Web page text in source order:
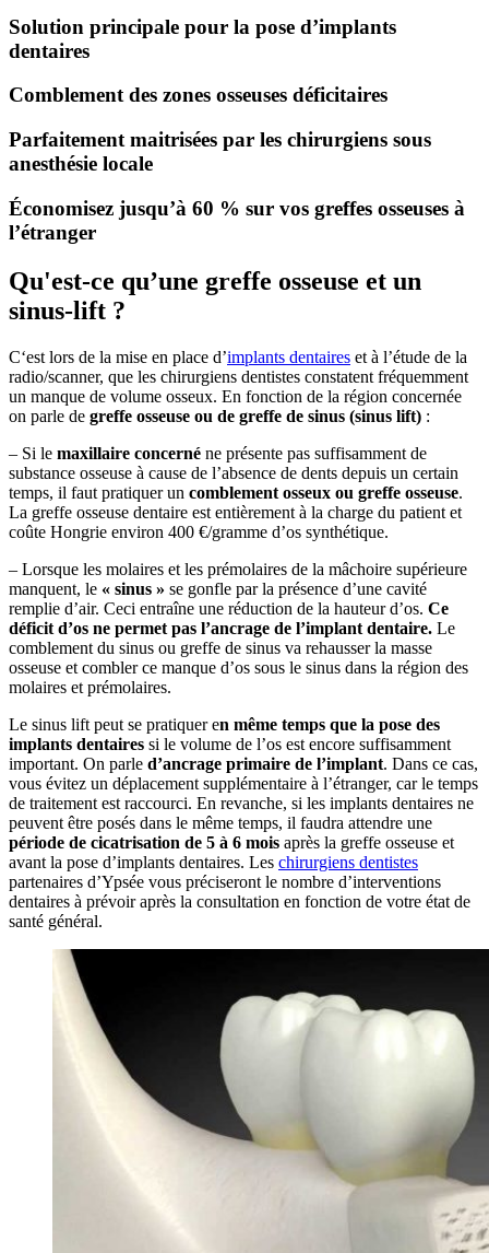
Solution principale pour la pose d’implants
dentaires
Comblement des zones osseuses déficitaires
Parfaitement maitrisées par les chirurgiens sous
anesthésie locale
Économisez jusqu’à 60 % sur vos greffes osseuses à
l’étranger
Qu'est-ce qu’une greffe osseuse et un
sinus-lift ?
C‘est lors de la mise en place d’implants dentaires et à l’étude de la
radio/scanner, que les chirurgiens dentistes constatent fréquemment
un manque de volume osseux. En fonction de la région concernée
on parle de greffe osseuse ou de greffe de sinus (sinus lift) :
– Si le maxillaire concerné ne présente pas suffisamment de
substance osseuse à cause de l’absence de dents depuis un certain
temps, il faut pratiquer un comblement osseux ou greffe osseuse.
La greffe osseuse dentaire est entièrement à la charge du patient et
coûte Hongrie environ 400 €/gramme d’os synthétique.
– Lorsque les molaires et les prémolaires de la mâchoire supérieure
manquent, le « sinus » se gonfle par la présence d’une cavité
remplie d’air. Ceci entraîne une réduction de la hauteur d’os. Ce
déficit d’os ne permet pas l’ancrage de l’implant dentaire. Le
comblement du sinus ou greffe de sinus va rehausser la masse
osseuse et combler ce manque d’os sous le sinus dans la région des
molaires et prémolaires.
Le sinus lift peut se pratiquer en même temps que la pose des
implants dentaires si le volume de l’os est encore suffisamment
important. On parle d’ancrage primaire de l’implant. Dans ce cas,
vous évitez un déplacement supplémentaire à l’étranger, car le temps
de traitement est raccourci. En revanche, si les implants dentaires ne
peuvent être posés dans le même temps, il faudra attendre une
période de cicatrisation de 5 à 6 mois après la greffe osseuse et
avant la pose d’implants dentaires. Les chirurgiens dentistes
partenaires d’Ypsée vous préciseront le nombre d’interventions
dentaires à prévoir après la consultation en fonction de votre état de
santé général.